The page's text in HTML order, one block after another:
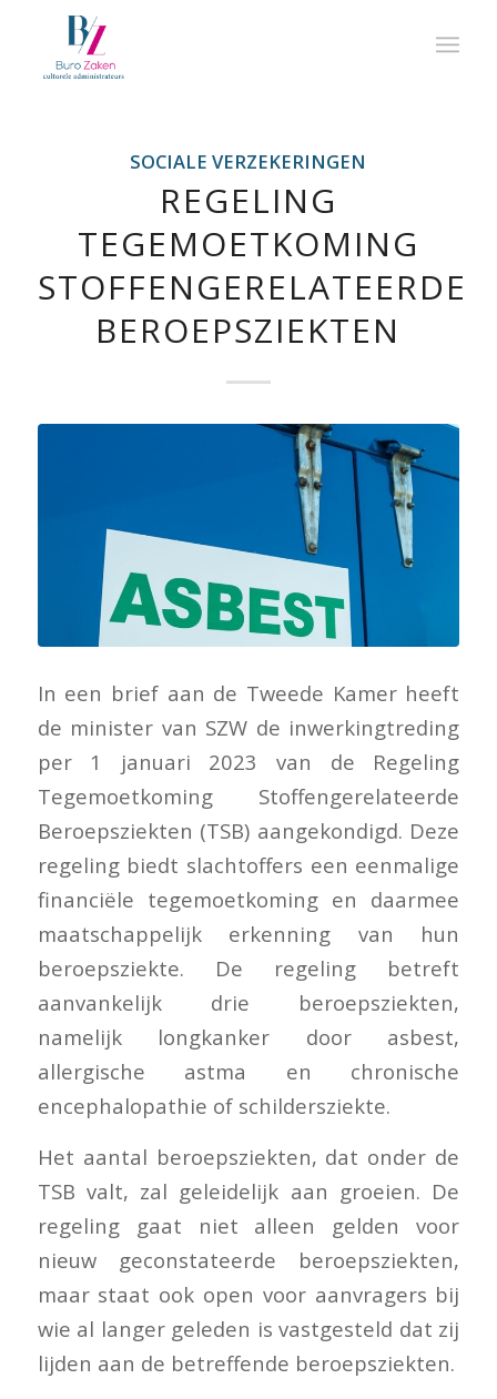
SOCIALE VERZEKERINGEN
REGELING
TEGEMOETKOMING
STOFFENGERELATEERDE
BEROEPSZIEKTEN
In een brief aan de Tweede Kamer heeft
de minister van SZW de inwerkingtreding
per 1 januari 2023 van de Regeling
Tegemoetkoming Stoffengerelateerde
Beroepsziekten (TSB) aangekondigd. Deze
regeling biedt slachtoffers een eenmalige
financiële tegemoetkoming en daarmee
maatschappelijk erkenning van hun
beroepsziekte. De regeling betreft
aanvankelijk drie beroepsziekten,
namelijk longkanker door asbest,
allergische astma en chronische
encephalopathie of schildersziekte.
Het aantal beroepsziekten, dat onder de
TSB valt, zal geleidelijk aan groeien. De
regeling gaat niet alleen gelden voor
nieuw geconstateerde beroepsziekten,
maar staat ook open voor aanvragers bij
wie al langer geleden is vastgesteld dat zij
lijden aan de betreffende beroepsziekten.